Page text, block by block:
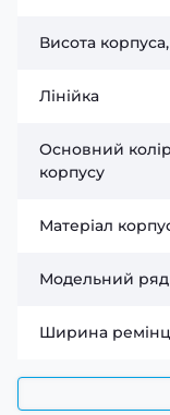
Висота
Лінійка
Основний колір
корпусу
Матеріал
Модельний ряд
Ширина